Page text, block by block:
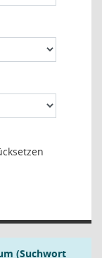
(Suchwort